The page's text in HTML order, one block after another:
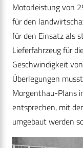
Motorleistung von
für den
für den Einsatz als
Lieferfahrzeug für
Geschwindigkeit
Überlegungen
Morgenthau-Plans
entsprechen, mit
umgebaut werden